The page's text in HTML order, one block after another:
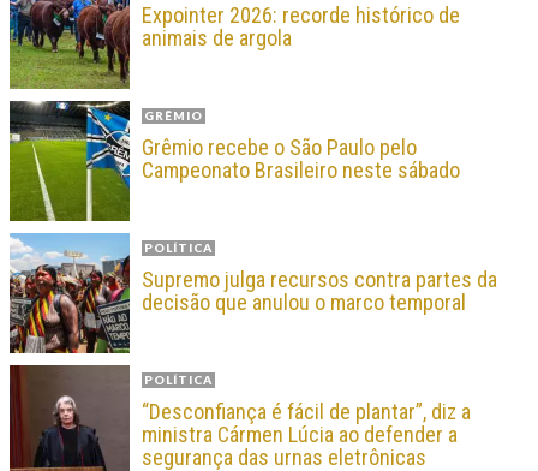
Expointer 2026: recorde histórico de
animais de argola
GRÊMIO
Grêmio recebe o São Paulo pelo
Campeonato Brasileiro neste sábado
POLÍTICA
Supremo julga recursos contra partes da
decisão que anulou o marco temporal
POLÍTICA
“Desconfiança é fácil de plantar”, diz a
ministra Cármen Lúcia ao defender a
segurança das urnas eletrônicas